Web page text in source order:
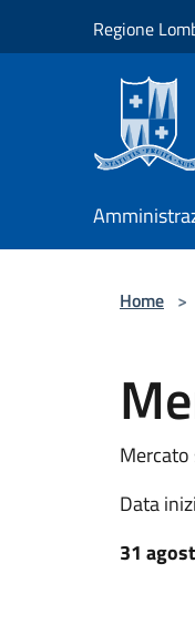
Regione
Home >
Mercato
Data
31